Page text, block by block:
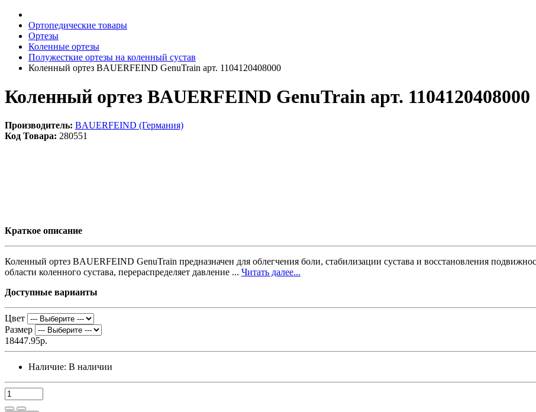
Ортопедические товары
Ортезы
Коленные ортезы
Полужесткие ортезы на коленный сустав
Коленный ортез BAUERFEIND GenuTrain арт. 1104120408000
Коленный ортез BAUERFEIND GenuTrain арт. 1104120408000
Производитель: BAUERFEIND (Германия)
Код Товара: 280551
Краткое описание
Коленный ортез BAUERFEIND GenuTrain предназначен для облегчения боли, стабилизации сустава и восстановления
области коленного сустава, перераспределяет давление ... Читать далее...
Доступные варианты
Цвет
Размер
18447.95р.
Наличие: В наличии